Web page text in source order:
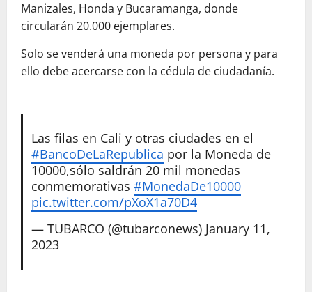
Manizales, Honda y Bucaramanga, donde
circularán 20.000 ejemplares.
Solo se venderá una moneda por persona y para
ello debe acercarse con la cédula de ciudadanía.
Las filas en Cali y otras ciudades en el
#BancoDeLaRepublica por la Moneda de
10000,sólo saldrán 20 mil monedas
conmemorativas #MonedaDe10000
pic.twitter.com/pXoX1a70D4
— TUBARCO (@tubarconews) January 11,
2023